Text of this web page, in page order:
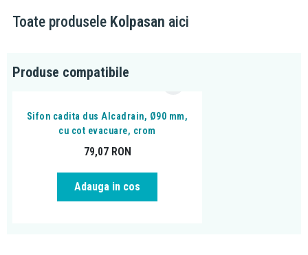
cm
Toate produsele Kolpasan aici
Produse compatibile
Sifon cadita dus Alcadrain, Ø90 mm,
cu cot evacuare, crom
79,07 RON
Adauga in cos